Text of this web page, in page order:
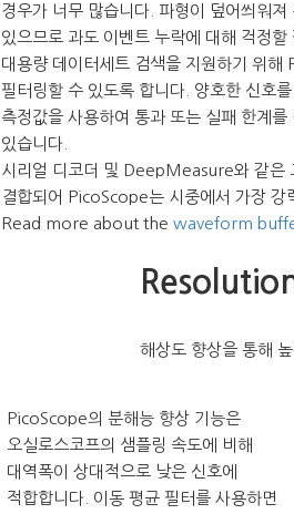
경우가 너무 많습니다. 파형이 덮어씌워
있으므로 과도 이벤트 누락에 대해 걱정할
대용량 데이터세트 검색을 지원하기 위
필터링할 수 있도록 합니다. 양호한 신호
측정값을 사용하여 통과 또는 실패 한계
있습니다.
시리얼 디코더 및 DeepMeasure와 같은
결합되어 PicoScope는 시중에서 가장 강
Read more about the waveform
해상도 향상을 통해
PicoScope의 분해능 향상 기능은
오실로스코프의 샘플링 속도에 비해
대역폭이 상대적으로 낮은 신호에
적합합니다. 이동 평균 필터를 사용하면